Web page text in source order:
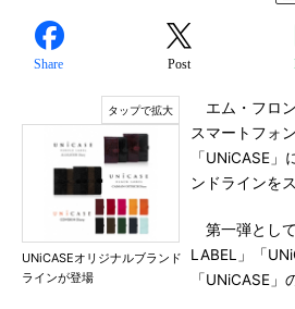
Share Post
UNiCASEオリジナルブランド
ラインが登場
エム・フロ
スマートフォ
「UNiCASE
ンドラインを
第一弾とし
LABEL」「
「UNiCASE」